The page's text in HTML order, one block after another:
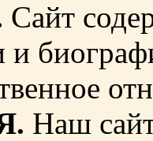
Сайт
и
Наш